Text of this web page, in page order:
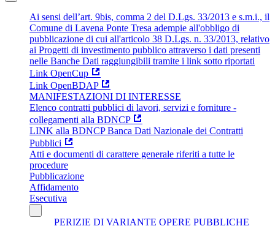
Ai sensi dell’art. 9bis, comma 2 del D.Lgs. 33/2013 e s.m.i., il
Comune di Lavena Ponte Tresa adempie all'obbligo di
pubblicazione di cui all'articolo 38 D.Lgs. n. 33/2013, relativo
ai Progetti di investimento pubblico attraverso i dati presenti
nelle Banche Dati raggiungibili tramite i link sotto riportati
Link OpenCup
Link OpenBDAP
MANIFESTAZIONI DI INTERESSE
Elenco contratti pubblici di lavori, servizi e forniture -
collegamenti alla BDNCP
LINK alla BDNCP Banca Dati Nazionale dei Contratti
Pubblici
Atti e documenti di carattere generale riferiti a tutte le
procedure
Pubblicazione
Affidamento
Esecutiva
PERIZIE DI VARIANTE OPERE PUBBLICHE